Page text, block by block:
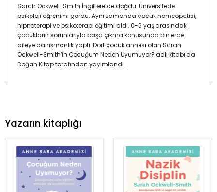
Sarah Ockwell-Smith İngiltere’de doğdu. Üniversitede
psikoloji öğrenimi gördü. Aynı zamanda çocuk homeopatisi,
hipnoterapi ve psikoterapi eğitimi aldı. 0-6 yaş arasındaki
çocukların sorunlarıyla başa çıkma konusunda binlerce
aileye danışmanlık yaptı. Dört çocuk annesi olan Sarah
Ockwell-Smith’in Çocuğum Neden Uyumuyor? adlı kitabı da
Doğan Kitap tarafından yayımlandı.
Yazarın kitaplığı